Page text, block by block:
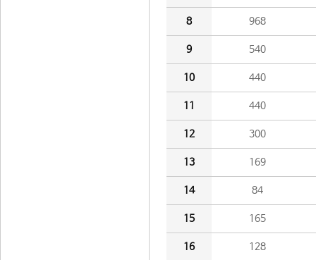
8 968
9 540
10 440
11 440
12 300
13 169
14 84
15 165
16 128